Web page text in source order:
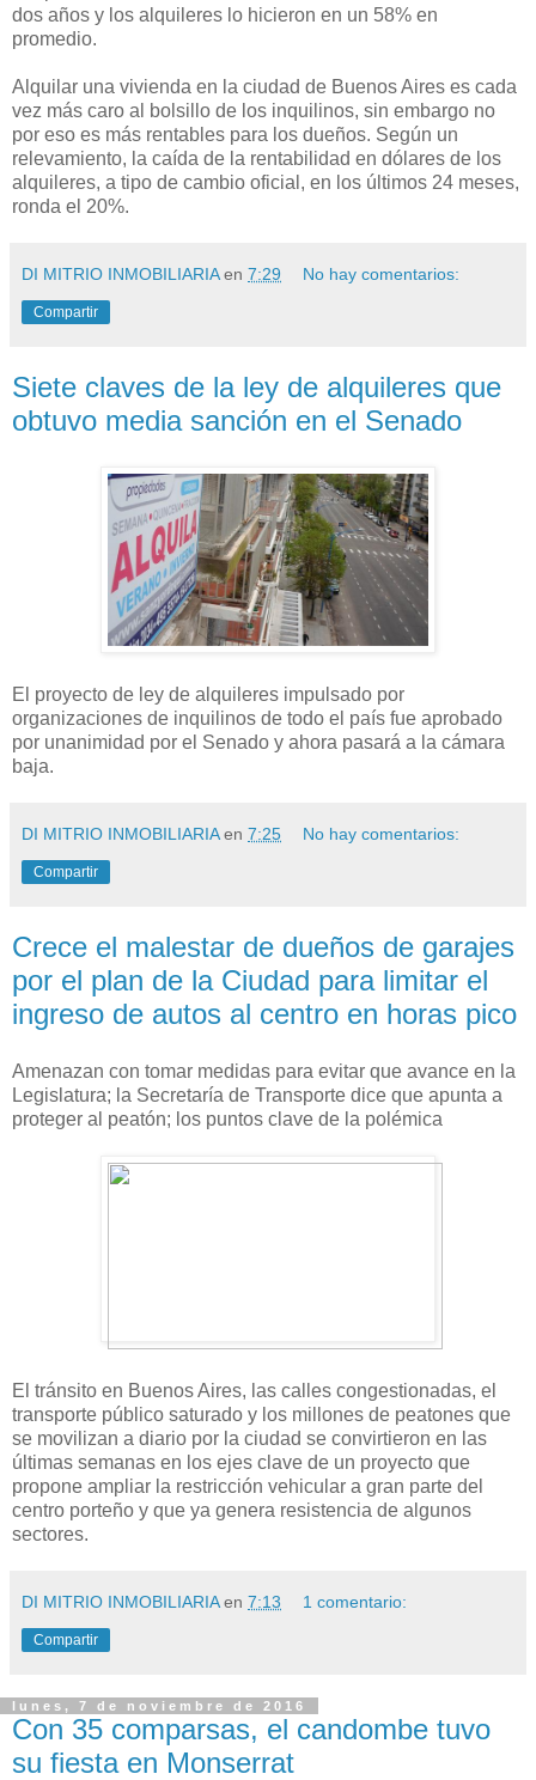
dos años y los alquileres lo hicieron en un 58% en
promedio.
Alquilar una vivienda en la ciudad de Buenos Aires es cada
vez más caro al bolsillo de los inquilinos, sin embargo no
por eso es más rentables para los dueños. Según un
relevamiento, la caída de la rentabilidad en dólares de los
alquileres, a tipo de cambio oficial, en los últimos 24 meses,
ronda el 20%.
DI MITRIO INMOBILIARIA en 7:29 No hay comentarios:
Compartir
Siete claves de la ley de alquileres que
obtuvo media sanción en el Senado
El proyecto de ley de alquileres impulsado por
organizaciones de inquilinos de todo el país fue aprobado
por unanimidad por el Senado y ahora pasará a la cámara
baja.
DI MITRIO INMOBILIARIA en 7:25 No hay comentarios:
Compartir
Crece el malestar de dueños de garajes
por el plan de la Ciudad para limitar el
ingreso de autos al centro en horas pico
Amenazan con tomar medidas para evitar que avance en la
Legislatura; la Secretaría de Transporte dice que apunta a
proteger al peatón; los puntos clave de la polémica
El tránsito en Buenos Aires, las calles congestionadas, el
transporte público saturado y los millones de peatones que
se movilizan a diario por la ciudad se convirtieron en las
últimas semanas en los ejes clave de un proyecto que
propone ampliar la restricción vehicular a gran parte del
centro porteño y que ya genera resistencia de algunos
sectores.
DI MITRIO INMOBILIARIA en 7:13 1 comentario:
Compartir
lunes, 7 de noviembre de 2016
Con 35 comparsas, el candombe tuvo
su fiesta en Monserrat